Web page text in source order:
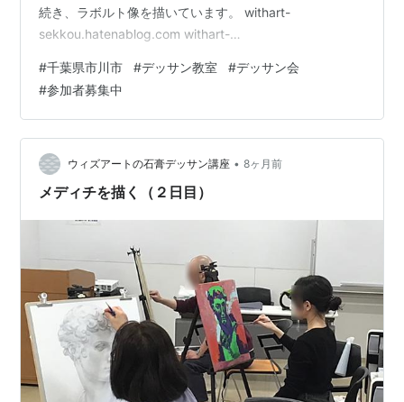
続き、ラボルト像を描いています。 withart-
sekkou.hatenablog.com withart-
ます。 残席ございますので、参加ご希望の方はお気軽に
ご連絡くださいませ。 （全くの初心者の方も大歓迎で
す！） 次回講座は５／２３（土）開催です。 詳細・参加
申込は以下よりお願いいたします。 withart-
sekkou.hatenablog.com 『ウィズアート…
#千葉県市川市 #デッサン教室 #デッサン会
#参加者募集中
ウィズアートの石膏デッサン講座 • 8ヶ月前
メディチを描く（２日目）